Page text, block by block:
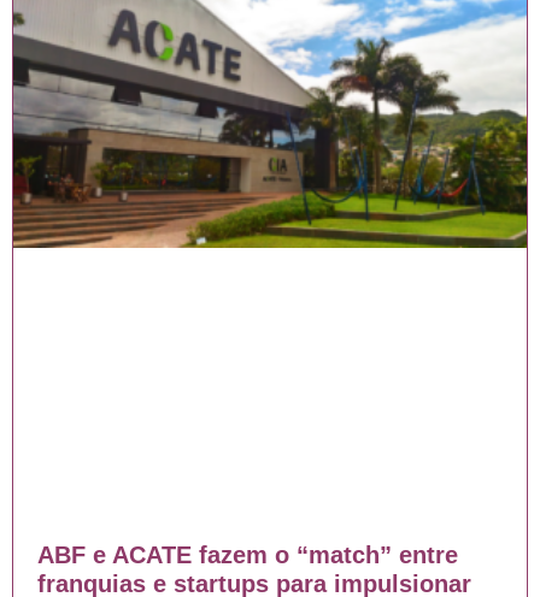
ABF e ACATE fazem o “match” entre
franquias e startups para impulsionar